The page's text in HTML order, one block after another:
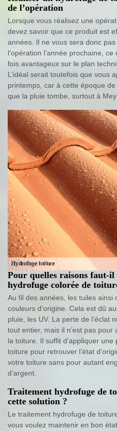
de l’opération
Lorsque vous réalisez une
devez savoir que ce produit est
années. Il ne vous sera donc
l’opération l’année prochaine,
fois avantageux sur le plan
L’idéal serait toutefois que vous
printemps, car à cette époque de
que la pluie tombe, surtout à
Pour quelles raisons faut-
hydrofuge colorée de
Au fil des années, les tuiles
couleurs d’origine. Cela est dû
pluie, les UV. La perte de l’éclat
tout entier, mais il n’est pas
la toiture. Il suffit d’appliquer
toiture pour retrouver l’état
votre toiture sans pour autant
d’argent.
Traitement hydrofuge de
cette solution ?
Le traitement hydrofuge de
vous voulez maintenir en bon